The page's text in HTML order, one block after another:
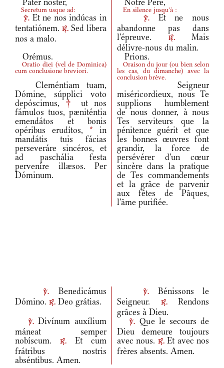
Pater noster,
Notre Père,
Secretum usque ad: En silence jusqu'à :
v.Et ne nos indúcas in
tentatiónem. r. Sed libera
nos a malo.
v.
Et ne nous
abandonne pas dans
l'épreuve.
r.Mais
délivre-nous du malin.
Orémus.
Prions.
Oratio diei (vel de Dominica)
cum conclusione breviori.
Oraison du jour (ou bien selon
les cas, du dimanche) avec la
conclusion brève.
Cleméntiam tuam,
Dómine, súpplici voto
depóscimus, †
ut nos
fámulos tuos, pæniténtia
emendátos et bonis
opéribus erudítos, * in
mandátis tuis fácias
perseveráre sincéros, et
ad paschália festa
perveníre illæsos. Per
Dóminum.
Seigneur
miséricordieux, nous Te
supplions humblement
de nous donner, à nous
Tes serviteurs que la
pénitence guérit et que
les bonnes œuvres font
grandir, la force de
persévérer d'un cœur
sincère dans la pratique
de Tes commandements
et la grâce de parvenir
aux fêtes de Pâques,
l'âme purifiée.
v.
Benedicámus
Dómino. r. Deo grátias.
v.
Bénissons le
Seigneur.
r.Rendons
grâces à Dieu.
v.Divínum auxílium
máneat semper
nobíscum.
r.
Et cum
frátribus nostris
abséntibus. Amen.
v. Que le secours de
Dieu demeure toujours
avec nous. r.Et avec nos
frères absents. Amen.